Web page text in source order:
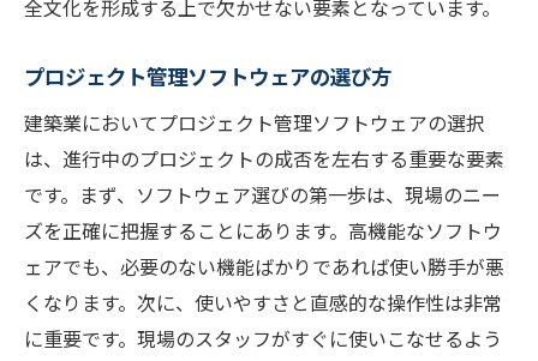
全文化を形成する上で欠かせない要素となっています。
プロジェクト管理ソフトウェアの選び方
建築業においてプロジェクト管理ソフトウェアの選択
は、進行中のプロジェクトの成否を左右する重要な要素
です。まず、ソフトウェア選びの第一歩は、現場のニー
ズを正確に把握することにあります。高機能なソフトウ
ェアでも、必要のない機能ばかりであれば使い勝手が悪
くなります。次に、使いやすさと直感的な操作性は非常
に重要です。現場のスタッフがすぐに使いこなせるよう